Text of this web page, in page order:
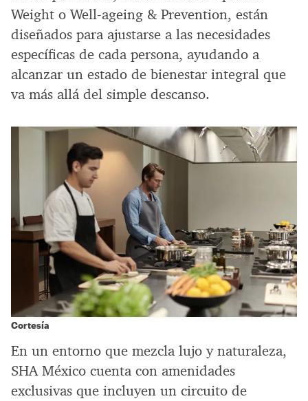
Weight o Well-ageing & Prevention, están
diseñados para ajustarse a las necesidades
específicas de cada persona, ayudando a
alcanzar un estado de bienestar integral que
va más allá del simple descanso.
Cortesía
En un entorno que mezcla lujo y naturaleza,
SHA México cuenta con amenidades
exclusivas que incluyen un circuito de